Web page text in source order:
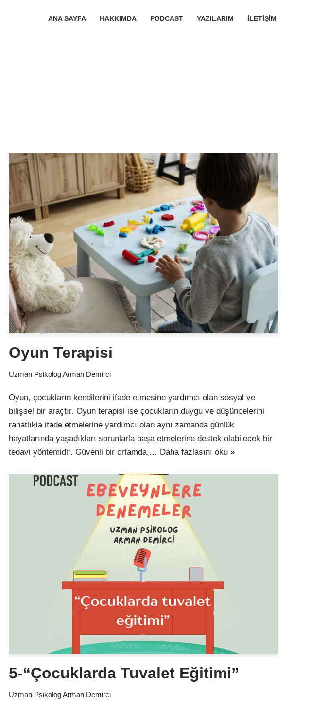
ANA SAYFA HAKKIMDA PODCAST YAZILARIM İLETIŞIM
Oyun Terapisi
Uzman Psikolog Arman Demirci
Oyun, çocukların kendilerini ifade etmesine yardımcı olan sosyal ve
bilişsel bir araçtır. Oyun terapisi ise çocukların duygu ve düşüncelerini
rahatlıkla ifade etmelerine yardımcı olan aynı zamanda günlük
hayatlarında yaşadıkları sorunlarla başa etmelerine destek olabilecek bir
tedavi yöntemidir. Güvenli bir ortamda,… Daha fazlasını oku »
5-“Çocuklarda Tuvalet Eğitimi”
Uzman Psikolog Arman Demirci